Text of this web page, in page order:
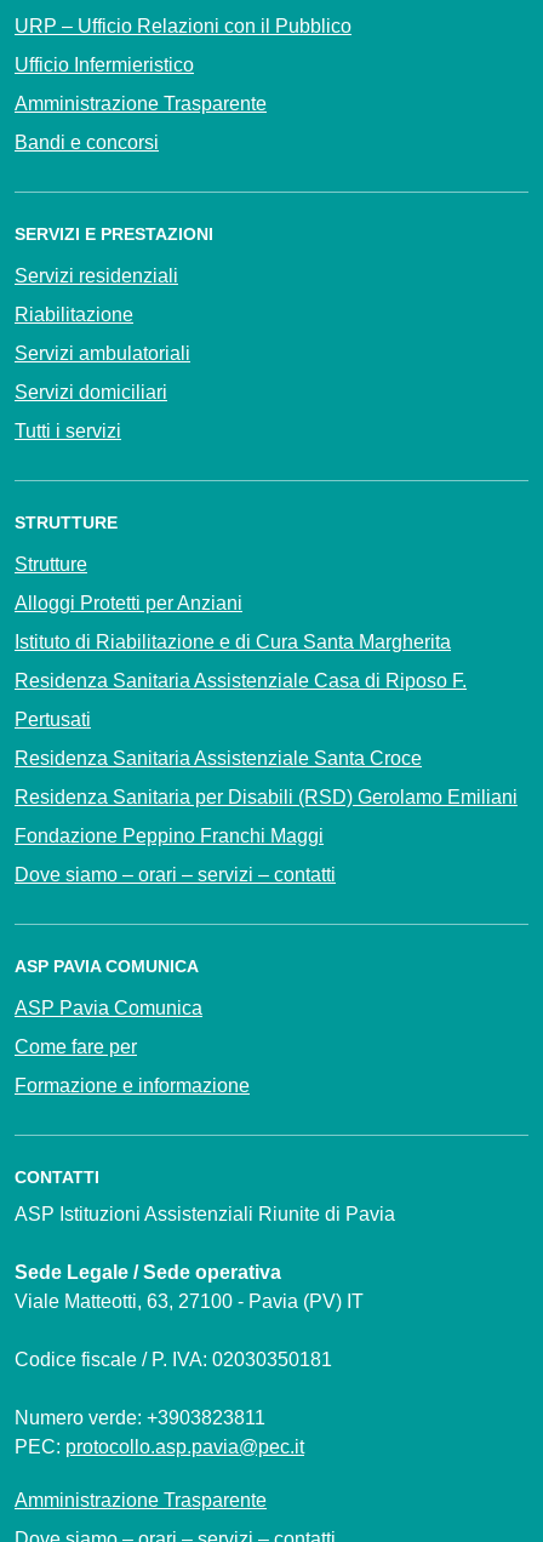
URP – Ufficio Relazioni con il Pubblico
Ufficio Infermieristico
Amministrazione Trasparente
Bandi e concorsi
SERVIZI E PRESTAZIONI
Servizi residenziali
Riabilitazione
Servizi ambulatoriali
Servizi domiciliari
Tutti i servizi
STRUTTURE
Strutture
Alloggi Protetti per Anziani
Istituto di Riabilitazione e di Cura Santa Margherita
Residenza Sanitaria Assistenziale Casa di Riposo F.
Pertusati
Residenza Sanitaria Assistenziale Santa Croce
Residenza Sanitaria per Disabili (RSD) Gerolamo Emiliani
Fondazione Peppino Franchi Maggi
Dove siamo – orari – servizi – contatti
ASP PAVIA COMUNICA
ASP Pavia Comunica
Come fare per
Formazione e informazione
CONTATTI
ASP Istituzioni Assistenziali Riunite di Pavia
Sede Legale / Sede operativa
Viale Matteotti, 63, 27100 - Pavia (PV) IT
Codice fiscale / P. IVA: 02030350181
Numero verde: +3903823811
PEC: protocollo.asp.pavia@pec.it
Amministrazione Trasparente